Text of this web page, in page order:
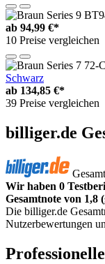
ab 94,99 €*
10 Preise vergleichen
Schwarz
ab 134,85 €*
39 Preise vergleichen
billiger.de
Wir haben 0
Gesamtnote von 1,8
Die billiger.de
Nutzerbewertungen